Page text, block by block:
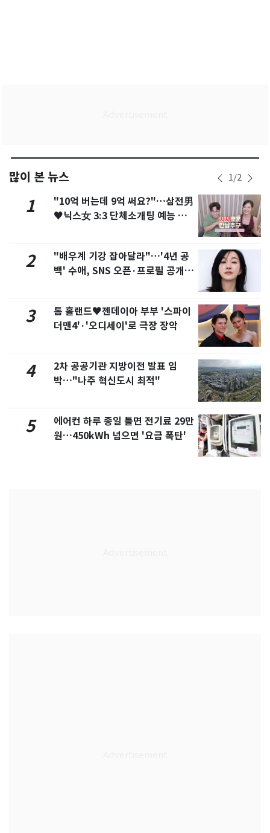
많이 본 뉴스 1/2
1
"10억 버는데 9억 써요?"…삼전男
♥닉스女 3:3 단체소개팅 예능 화
2
"배우계 기강 잡아달라"…'4년 공
백' 수애, SNS 오픈·프로필 공개
3
톰 홀랜드♥젠데이아 부부 '스파이
더맨4'·'오디세이'로 극장 장악
4
2차 공공기관 지방이전 발표 임
박…"나주 혁신도시 최적"
5
에어컨 하루 종일 틀면 전기료 29만
원…450kWh 넘으면 '요금 폭탄'